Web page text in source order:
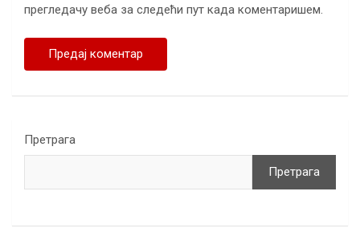
прегледачу веба за следећи пут када коментаришем.
Претрага
Претрага